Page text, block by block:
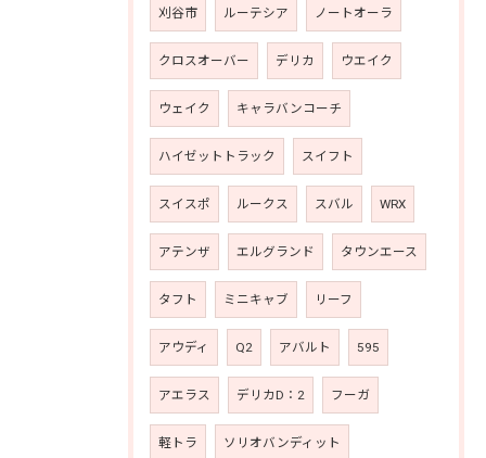
刈谷市 ルーテシア ノートオーラ
クロスオーバー デリカ ウエイク
ウェイク キャラバンコーチ
ハイゼットトラック スイフト
スイスポ ルークス スバル WRX
アテンザ エルグランド タウンエース
タフト ミニキャブ リーフ
アウディ Q2 アバルト 595
アエラス デリカD：2 フーガ
軽トラ ソリオバンディット